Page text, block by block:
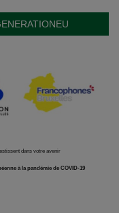
dans votre avenir
à la pandémie de COVID-19